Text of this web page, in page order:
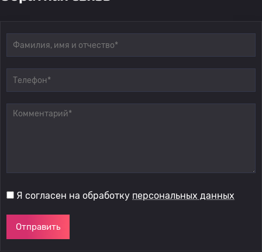
Я согласен на обработку персональных данных
Отправить